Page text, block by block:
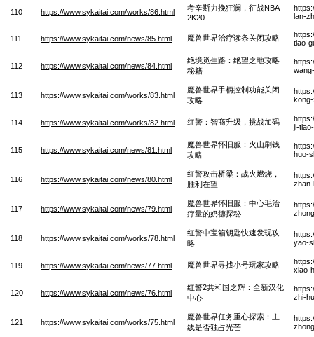
110 https://www.sykaitai.com/works/86.html
考辛斯力挽狂澜，征战NBA
2K20
lan-
111 https://www.sykaitai.com/news/85.html 魔兽世界治疗读条关闭攻略
tiao-
112 https://www.sykaitai.com/news/84.html
绝境觅生路：绝望之地攻略
秘籍
113 https://www.sykaitai.com/works/83.html
魔兽世界手柄控制功能关闭
攻略
114 https://www.sykaitai.com/works/82.html 红警：智商升级，挑战加码
ji-
115 https://www.sykaitai.com/news/81.html
魔兽世界怀旧服：火山刷钱
攻略
huo-
116 https://www.sykaitai.com/news/80.html
红警攻击桥梁：战火燃烧，
胜利在望
117 https://www.sykaitai.com/news/79.html
魔兽世界怀旧服：中心毛治
疗量的奶德探秘
118 https://www.sykaitai.com/works/78.html
红警中宝箱钥匙快速发现攻
略
yao-
119 https://www.sykaitai.com/news/77.html 魔兽世界寻找小号玩家攻略
xiao-
120 https://www.sykaitai.com/news/76.html
红警2共和国之辉：全新汉化
中心
zhi-
121 https://www.sykaitai.com/works/75.html
魔兽世界任务重心探索：主
线是否独占光芒